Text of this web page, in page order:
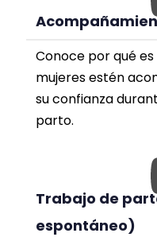
Conoce por qué
mujeres estén
su confianza
parto.
Trabajo de
espontáneo)